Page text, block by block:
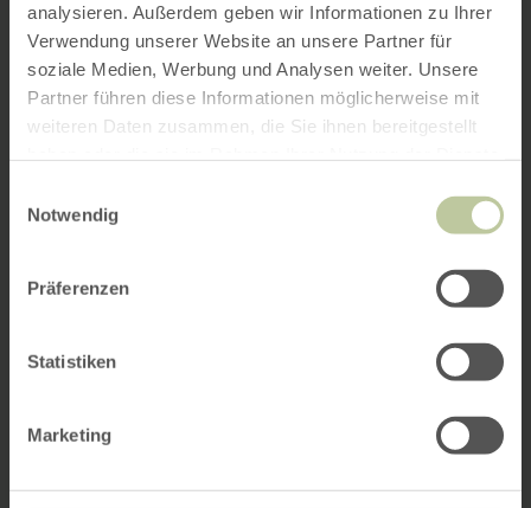
analysieren. Außerdem geben wir Informationen zu Ihrer
Verwendung unserer Website an unsere Partner für
soziale Medien, Werbung und Analysen weiter. Unsere
Partner führen diese Informationen möglicherweise mit
weiteren Daten zusammen, die Sie ihnen bereitgestellt
Notwendig
Präferenzen
Statistiken
Marketing